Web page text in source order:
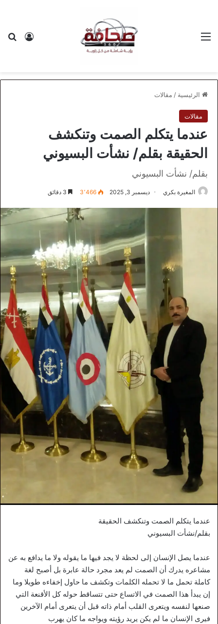
الرئيسية / مقالات
مقالات
عندما يتكلم الصمت وتنكشف
الحقيقة بقلم/ نشأت البسيوني
بقلم/ نشأت البسيوني
المغيرة بكري ديسمبر 3, 2025 3٬466
عندما يتكلم الصمت وتنكشف الحقيقة
بقلم/نشأت البسيوني
عندما يصل الإنسان إلى لحظة لا يجد فيها ما يقوله ولا ما يدافع به عن
مشاعره يدرك أن الصمت لم يعد مجرد حالة عابرة بل أصبح لغة
كاملة تحمل ما لا تحمله الكلمات وتكشف ما حاول إخفاءه طويلا وما
إن يبدأ هذا الصمت في الاتساع حتى تتساقط حوله كل الأقنعة التي
صنعها لنفسه ويتعرى القلب أمام ذاته قبل أن يتعرى أمام الآخرين
فيرى الإنسان ما لم يكن يريد رؤيته ويواجه ما كان يهرب